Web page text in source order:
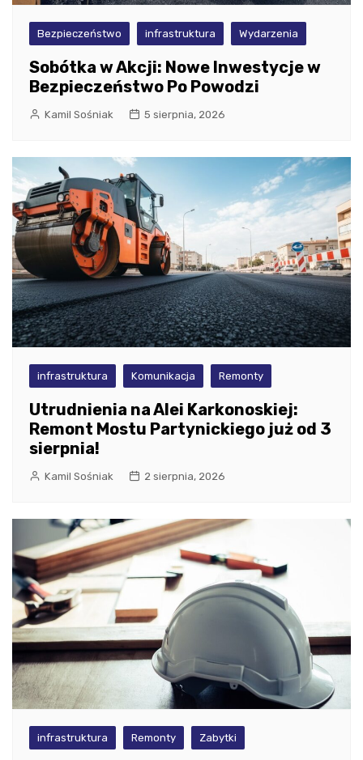
Bezpieczeństwo infrastruktura Wydarzenia
Sobótka w Akcji: Nowe Inwestycje w
Bezpieczeństwo Po Powodzi
Kamil Sośniak 5 sierpnia, 2026
infrastruktura Komunikacja Remonty
Utrudnienia na Alei Karkonoskiej:
Remont Mostu Partynickiego już od 3
sierpnia!
Kamil Sośniak 2 sierpnia, 2026
infrastruktura Remonty Zabytki